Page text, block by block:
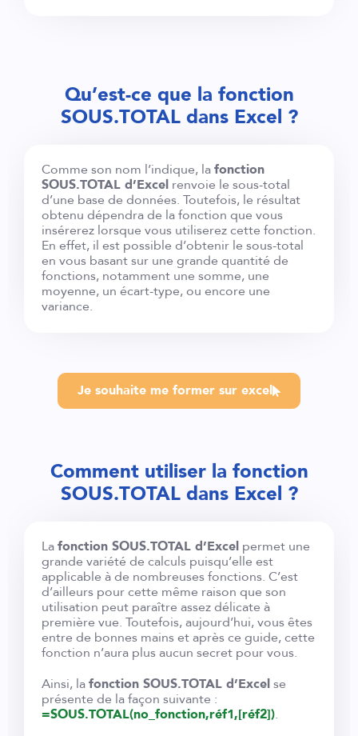
Qu’est-ce que la fonction
SOUS.TOTAL dans Excel ?
Comme son nom l’indique, lafonction
SOUS.TOTAL d’Excel renvoie le sous-total
d’une base de données. Toutefois, le résultat
obtenu dépendra de la fonction que vous
insérerez lorsque vous utiliserez cette fonction.
En effet, il est possible d’obtenir le sous-total
en vous basant sur une grande quantité de
fonctions, notamment une somme, une
moyenne, un écart-type, ou encore une
variance.
Je souhaite me former sur excel
Comment utiliser la fonction
SOUS.TOTAL dans Excel ?
Lafonction SOUS.TOTAL d’Excel permet une
grande variété de calculs puisqu’elle est
applicable à de nombreuses fonctions. C’est
d’ailleurs pour cette même raison que son
utilisation peut paraître assez délicate à
première vue. Toutefois, aujourd’hui, vous êtes
entre de bonnes mains et après ce guide, cette
fonction n’aura plus aucun secret pour vous.
Ainsi, lafonction SOUS.TOTAL d’Excelse
présente de la façon suivante :
=SOUS.TOTAL(no_fonction,réf1,[réf2]).